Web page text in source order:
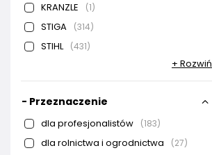
KRANZLE 1
STIGA 314
STIHL 431
+ Rozwiń
- Przeznaczenie
dla profesjonalistów 183
dla rolnictwa i ogrodnictwa 27